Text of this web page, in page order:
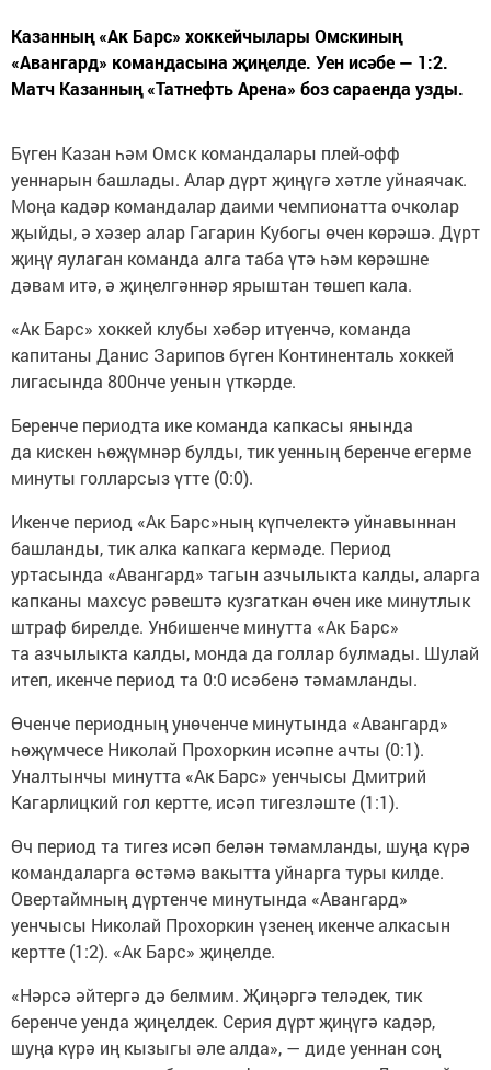
Казанның «Ак Барс» хоккейчылары Омскиның
«Авангард» командасына җиңелде. Уен исәбе — 1:2.
Матч Казанның «Татнефть Арена» боз сараенда узды.
Бүген Казан һәм Омск командалары плей-офф
уеннарын башлады. Алар дүрт җиңүгә хәтле уйнаячак.
Моңа кадәр командалар даими чемпионатта очколар
җыйды, ә хәзер алар Гагарин Кубогы өчен көрәшә. Дүрт
җиңү яулаган команда алга таба үтә һәм көрәшне
дәвам итә, ә җиңелгәннәр ярыштан төшеп кала.
«Ак Барс» хоккей клубы хәбәр итүенчә, команда
капитаны Данис Зарипов бүген Континенталь хоккей
лигасында 800нче уенын үткәрде.
Беренче периодта ике команда капкасы янында
да кискен һөҗүмнәр булды, тик уенның беренче егерме
минуты голларсыз үтте (0:0).
Икенче период «Ак Барс»ның күпчелектә уйнавыннан
башланды, тик алка капкага кермәде. Период
уртасында «Авангард» тагын азчылыкта калды, аларга
капканы махсус рәвештә кузгаткан өчен ике минутлык
штраф бирелде. Унбишенче минутта «Ак Барс»
та азчылыкта калды, монда да голлар булмады. Шулай
итеп, икенче период та 0:0 исәбенә тәмамланды.
Өченче периодның унөченче минутында «Авангард»
һөҗүмчесе Николай Прохоркин исәпне ачты (0:1).
Уналтынчы минутта «Ак Барс» уенчысы Дмитрий
Кагарлицкий гол кертте, исәп тигезләште (1:1).
Өч период та тигез исәп белән тәмамланды, шуңа күрә
командаларга өстәмә вакытта уйнарга туры килде.
Овертаймның дүртенче минутында «Авангард»
уенчысы Николай Прохоркин үзенең икенче алкасын
кертте (1:2). «Ак Барс» җиңелде.
«Нәрсә әйтергә дә белмим. Җиңәргә теләдек, тик
беренче уенда җиңелдек. Серия дүрт җиңүгә кадәр,
шуңа күрә иң кызыгы әле алда», — диде уеннан соң